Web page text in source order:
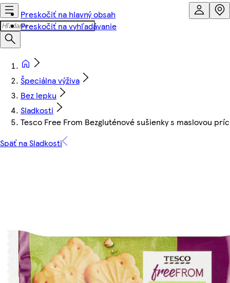
Preskočiť na hlavný obsah
Preskočiť na vyhľadávanie
Špeciálna výživa
Bez lepku
Sladkosti
Tesco Free From Bezgluténové sušienky s maslovou
Späť na Sladkosti